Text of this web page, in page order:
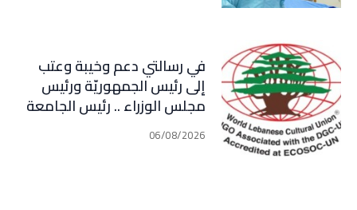
في رسالتي دعم وخيبة وعتب
إلى رئيس الجمهوريّة ورئيس
مجلس الوزراء .. رئيس الجامعة
اللبنانية الثقافيّة في العالم
(WLCU) يؤكد دعم الدّولة06/08/2026